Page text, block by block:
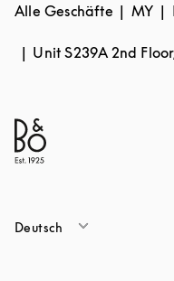
Alle Geschäfte MY
Unit S239A 2nd
Deutsch